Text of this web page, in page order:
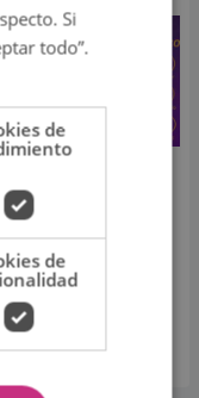
hoy lunes 03 de
de 2026
Josie Diez Canseco te
te depara tu signo
lunes 03 de agosto
Si
todo”.
de
de